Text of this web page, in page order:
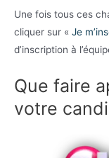
Une fois tous ces
cliquer sur « Je
d’inscription à
Que faire
votre